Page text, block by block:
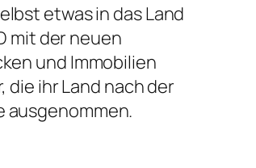
etwas in das Land
mit der neuen
und Immobilien
ihr Land nach der